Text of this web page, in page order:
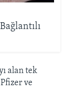
alan tek
ve